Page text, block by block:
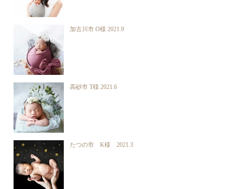
加古川市 O様 2021.9
高砂市 T様 2021.6
たつの市 K様 2021.3